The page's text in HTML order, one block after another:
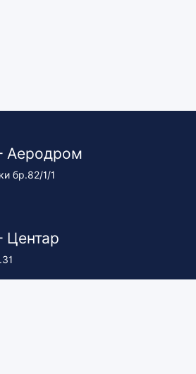
Аеродром
бр.82/1/1
Центар